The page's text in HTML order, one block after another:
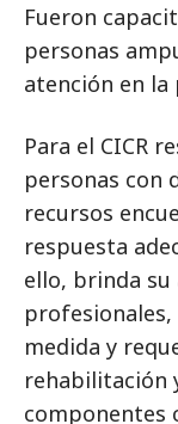
Fueron
personas
atención en
Para el CICR
personas con
recursos
respuesta
ello, brinda su
medida y
rehabilitación
componentes